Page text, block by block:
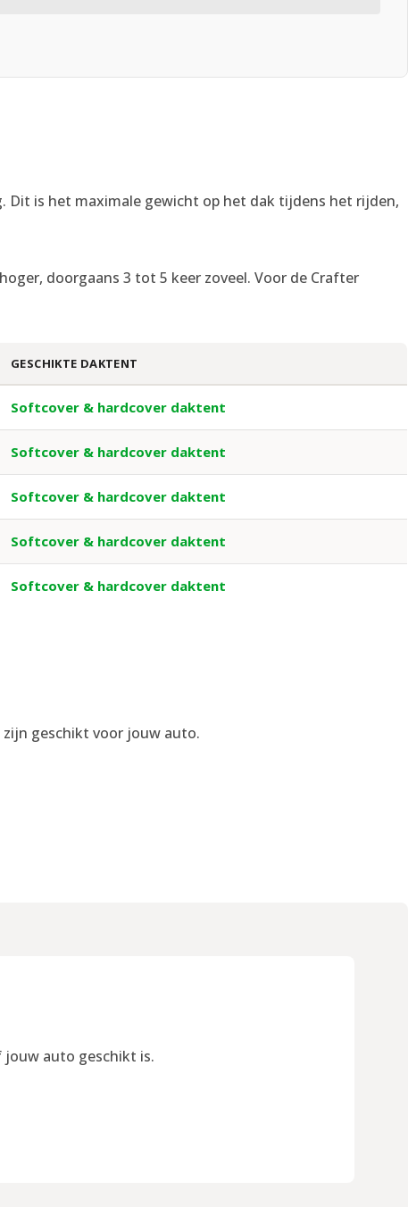
Dit is het maximale gewicht op het dak tijdens het rijden,
doorgaans 3 tot 5 keer zoveel. Voor de Crafter
GESCHIKTE DAKTENT
Softcover & hardcover daktent
Softcover & hardcover daktent
Softcover & hardcover daktent
Softcover & hardcover daktent
Softcover & hardcover daktent
zijn geschikt voor jouw auto.
auto geschikt is.